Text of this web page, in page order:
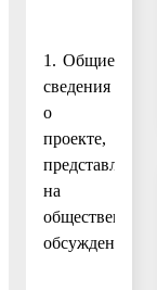
1. Общие
сведения
о
проекте,
представленном
на
общественные
обсуждения: